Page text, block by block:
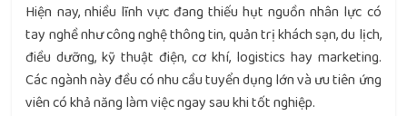
Hiện nay, nhiều lĩnh vực đang thiếu hụt nguồn nhân lực có
tay nghề như công nghệ thông tin, quản trị khách sạn, du lịch,
điều dưỡng, kỹ thuật điện, cơ khí, logistics hay marketing.
Các ngành này đều có nhu cầu tuyển dụng lớn và ưu tiên ứng
viên có khả năng làm việc ngay sau khi tốt nghiệp.